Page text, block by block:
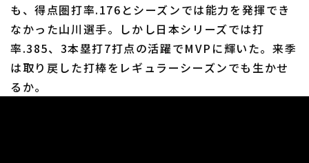
も、得点圏打率.176とシーズンでは能力を発揮でき
なかった山川選手。しかし日本シリーズでは打
率.385、3本塁打7打点の活躍でMVPに輝いた。来季
は取り戻した打棒をレギュラーシーズンでも生かせ
るか。